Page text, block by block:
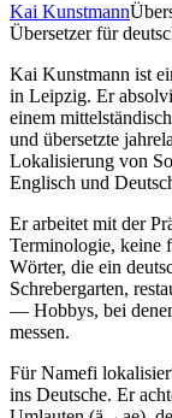
Kai Kunstmann
Übersetzer für
Kai Kunstmann ist
in Leipzig. Er
einem
und übersetzte
Lokalisierung von
Englisch und
Er arbeitet mit der
Terminologie, keine
Wörter, die ein
Schrebergarten,
— Hobbys, bei
messen.
Für Namefi
ins Deutsche. Er